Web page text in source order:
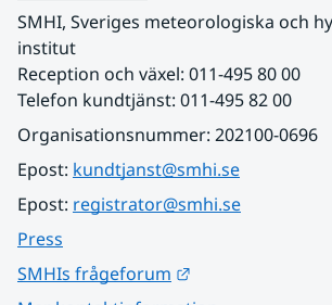
SMHI, Sveriges meteorologiska och
institut
Reception och växel: 011-495 80 00
Telefon kundtjänst: 011-495 82 00
Organisationsnummer: 202100-0696
Epost: kundtjanst@smhi.se
Epost: registrator@smhi.se
Press
SMHIs frågeforum